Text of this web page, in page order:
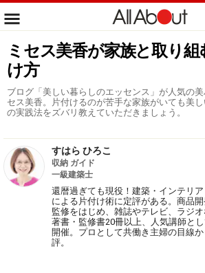
ミセス美香が家族と取り
け方
ブログ「美しい暮らしのエッセンス」が人気の
セス美香。片付けるのが苦手な家族がいても美
の実践法をズバリ教えていただきましょう。
すはら ひろこ
収納 ガイド
一級建築士
還暦過ぎても現役！建築・インテリ
による片付け術に定評がある。商品
監修をはじめ、雑誌やテレビ、ラジオ
著書・監修書20冊以上、人気講師と
開催。プロとして共働き主婦の目線
評。